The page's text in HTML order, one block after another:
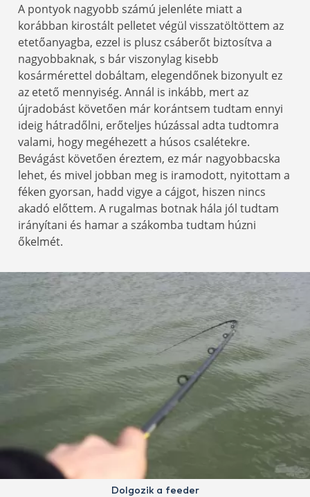
A pontyok nagyobb számú jelenléte miatt a
korábban kirostált pelletet végül visszatöltöttem az
etetőanyagba, ezzel is plusz csáberőt biztosítva a
nagyobbaknak, s bár viszonylag kisebb
kosármérettel dobáltam, elegendőnek bizonyult ez
az etető mennyiség. Annál is inkább, mert az
újradobást követően már korántsem tudtam ennyi
ideig hátradőlni, erőteljes húzással adta tudtomra
valami, hogy megéhezett a húsos csalétekre.
Bevágást követően éreztem, ez már nagyobbacska
lehet, és mivel jobban meg is iramodott, nyitottam a
féken gyorsan, hadd vigye a cájgot, hiszen nincs
akadó előttem. A rugalmas botnak hála jól tudtam
irányítani és hamar a szákomba tudtam húzni
őkelmét.
Dolgozik a feeder